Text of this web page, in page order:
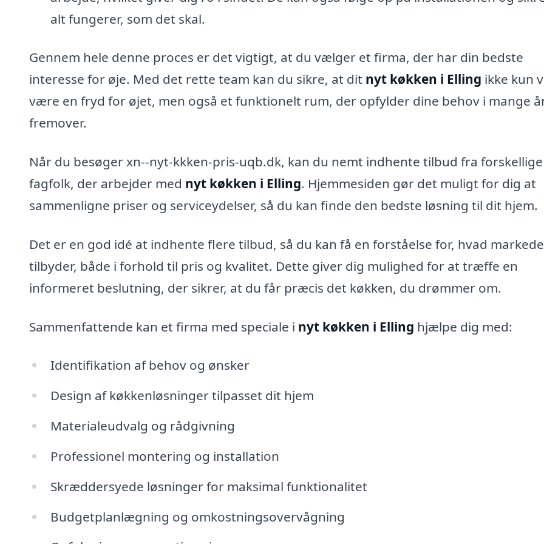
alt fungerer, som det skal.
Gennem hele denne proces er det vigtigt, at du vælger et firma, der har din bedste
interesse for øje. Med det rette team kan du sikre, at dit nyt køkken i Elling ikke kun
være en fryd for øjet, men også et funktionelt rum, der opfylder dine behov i mange
fremover.
Når du besøger xn--nyt-kkken-pris-uqb.dk, kan du nemt indhente tilbud fra forskellige
fagfolk, der arbejder med nyt køkken i Elling. Hjemmesiden gør det muligt for dig at
sammenligne priser og serviceydelser, så du kan finde den bedste løsning til dit hjem.
Det er en god idé at indhente flere tilbud, så du kan få en forståelse for, hvad
tilbyder, både i forhold til pris og kvalitet. Dette giver dig mulighed for at træffe en
informeret beslutning, der sikrer, at du får præcis det køkken, du drømmer om.
Sammenfattende kan et firma med speciale i nyt køkken i Elling hjælpe dig med:
Identifikation af behov og ønsker
Design af køkkenløsninger tilpasset dit hjem
Materialeudvalg og rådgivning
Professionel montering og installation
Skræddersyede løsninger for maksimal funktionalitet
Budgetplanlægning og omkostningsovervågning